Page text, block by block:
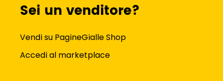
Sei un venditore?
Vendi su PagineGialle Shop
Accedi al marketplace